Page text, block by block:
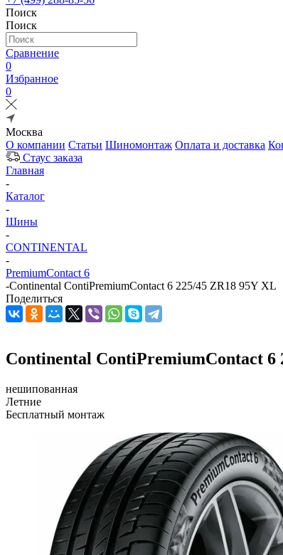
Поиск
Поиск
Сравнение
0
Избранное
0
Москва
О компании Статьи Шиномонтаж Оплата и доставка
Стаус заказа
Главная
-
Каталог
-
Шины
-
CONTINENTAL
-
PremiumContact 6
-Continental ContiPremiumContact 6 225/45 ZR18 95Y XL
Поделиться
Continental ContiPremiumContact 6
нешипованная
Летние
Бесплатный монтаж